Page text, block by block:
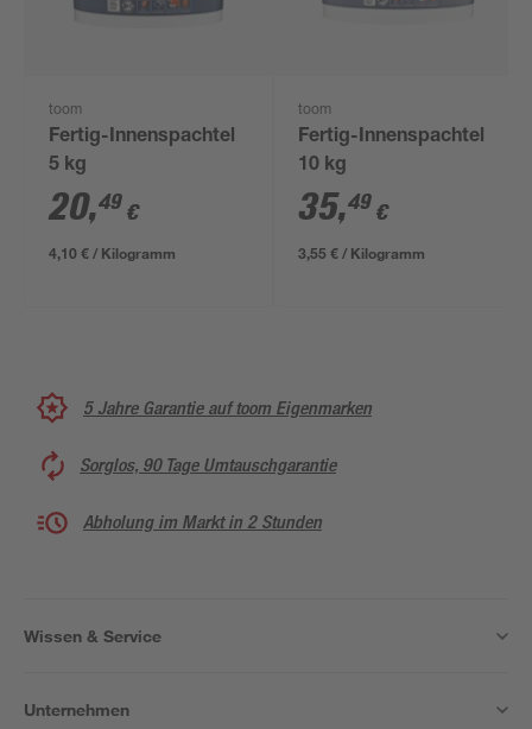
toom
Fertig-Innenspachtel
5 kg
20,49 €
4,10 € / Kilogramm
toom
Fertig-Innenspachtel
10 kg
35,49 €
3,55 € / Kilogramm
5 Jahre Garantie auf toom Eigenmarken
Sorglos, 90 Tage Umtauschgarantie
Abholung im Markt in 2 Stunden
Wissen & Service
Unternehmen